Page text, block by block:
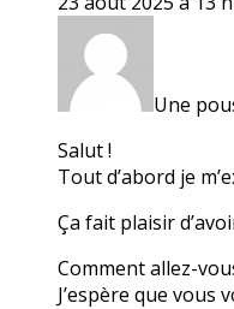
Une
Salut !
Tout d’abord je
Ça fait plaisir
Comment allez-
J’espère que vous